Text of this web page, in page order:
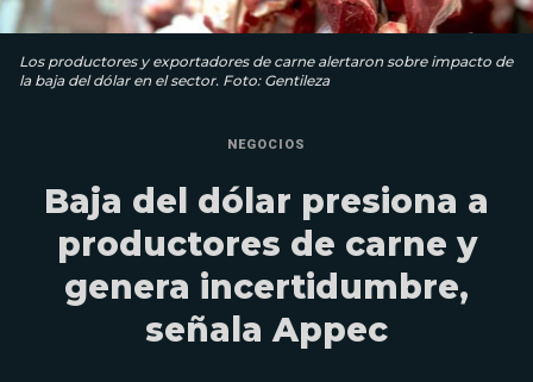
Los productores y exportadores de carne alertaron sobre impacto de
la baja del dólar en el sector. Foto: Gentileza
NEGOCIOS
Baja del dólar presiona a
productores de carne y
genera incertidumbre,
señala Appec